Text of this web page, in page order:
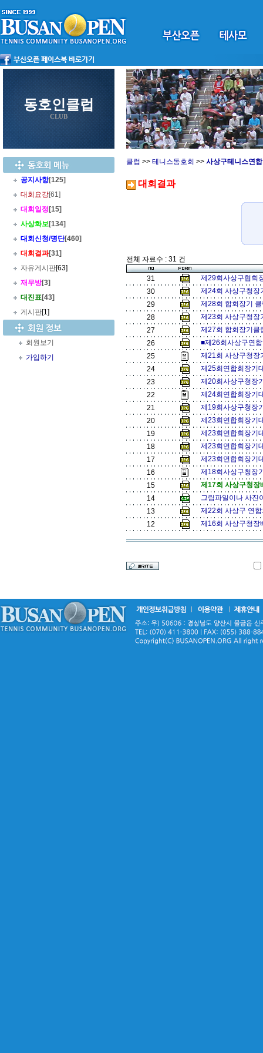
동호인클럽
CLUB
공지사항[125]
대회요강[61]
대회일정 [15]
사상화보[134]
대회신청/명단[460]
대회결과[31]
자유게시판[63]
재무방[3]
대진표[43]
게시판[1]
회원보기
가입하기
클럽 >> 테니스동호회 >> 사상구테니스연
대회결과
전체 자료수 : 31 건
31
제29회사상구협회
30
제24회 사상구청
29
제28회 합회장기
28
제23회 사상구청
27
제27회 합회장기
26
■제26회사상구연
25
제21회 사상구청
24
제25회연합회장기
23
제20회사상구청장
22
제24회연합회장기
21
제19회사상구청장
20
제23회연합회장기
19
제23회연합회장기
18
제23회연합회장기
17
제23회연합회장기
16
제18회사상구청장
15
제17회 사상구청
14
그림파일이나 사진
13
제22회 사상구 연
12
제16회 사상구청